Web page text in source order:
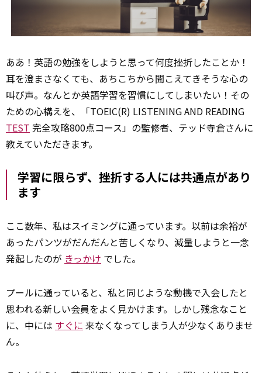
ああ！英語の勉強をしようと思って何度挫折したことか！
耳を澄まさなくても、あちこちから聞こえてきそうな心の
叫び声。なんとか英語学習を習慣にしてしまいたい！その
ための心構えを、「TOEIC(R) LISTENING AND READING
TEST 完全攻略800点コース」の監修者、テッド寺倉さんに
教えていただきます。
学習に限らず、挫折する人には共通点があり
ます
ここ数年、私はスイミングに通っています。以前は余裕が
あったパンツがだんだんと苦しくなり、減量しようと一念
発起したのが きっかけ でした。
プールに通っていると、私と同じような動機で入会したと
思われる新しい会員をよく見かけます。しかし残念なこと
に、中には すぐに 来なくなってしまう人が少なくありませ
ん。